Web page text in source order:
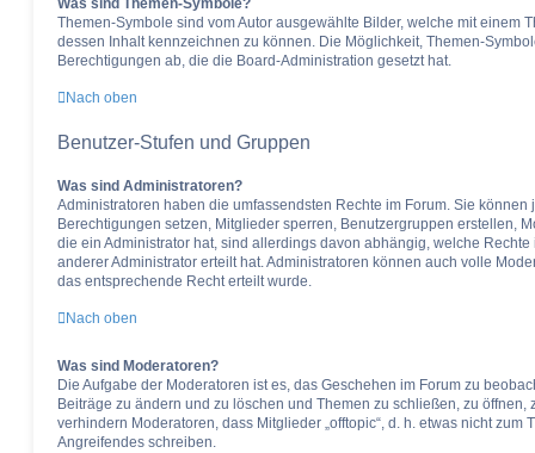
Was sind Themen-Symbole?
Themen-Symbole sind vom Autor ausgewählte Bilder, welche mit einem
dessen Inhalt kennzeichnen zu können. Die Möglichkeit, Themen-
Berechtigungen ab, die die Board-Administration gesetzt hat.
Nach oben
Benutzer-Stufen und Gruppen
Was sind Administratoren?
Administratoren haben die umfassendsten Rechte im Forum. Sie können
Berechtigungen setzen, Mitglieder sperren, Benutzergruppen erstellen,
die ein Administrator hat, sind allerdings davon abhängig, welche
anderer Administrator erteilt hat. Administratoren können auch volle
das entsprechende Recht erteilt wurde.
Nach oben
Was sind Moderatoren?
Die Aufgabe der Moderatoren ist es, das Geschehen im Forum zu
Beiträge zu ändern und zu löschen und Themen zu schließen, zu
verhindern Moderatoren, dass Mitglieder „offtopic“, d. h. etwas nicht
Angreifendes schreiben.